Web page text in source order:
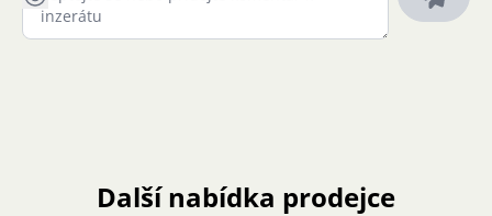
Další nabídka prodejce